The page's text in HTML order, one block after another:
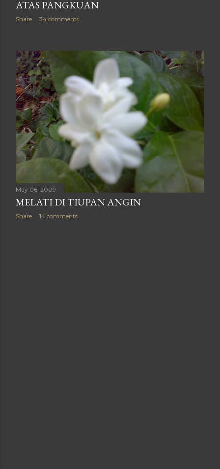
ATAS PANGKUAN
Share 34 comments
May 06, 2009
MELATI DI TIUPAN ANGIN
Share 14 comments